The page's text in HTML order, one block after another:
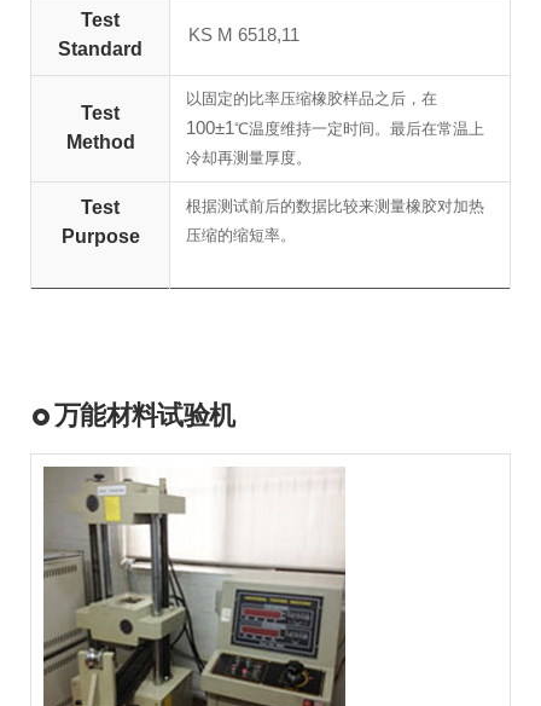
Test
Standard
KS M 6518,11
Test
Method
以固定的比率压缩橡胶样品之后，在
100±1℃温度维持一定时间。最后在常温上
冷却再测量厚度。
Test
Purpose
根据测试前后的数据比较来测量橡胶对加热
压缩的缩短率。
万能材料试验机